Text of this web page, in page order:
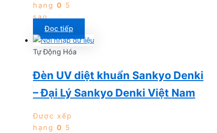
hạng 0 5
sao
Đọc tiếp
Tự Động Hóa
Đèn UV diệt khuẩn Sankyo Denki
– Đại Lý Sankyo Denki Việt Nam
Được xếp
hạng 0 5